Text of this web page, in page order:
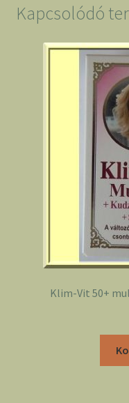
db-
Kapcsolódó
Klim-Vit 50+